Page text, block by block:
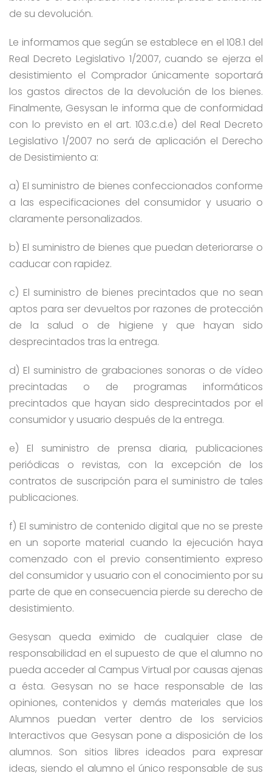
de su devolución.
Le informamos que según se establece en el 108.1 del
Real Decreto Legislativo 1/2007, cuando se ejerza el
desistimiento el Comprador únicamente soportará
los gastos directos de la devolución de los bienes.
Finalmente, Gesysan le informa que de conformidad
con lo previsto en el art. 103.c.d.e) del Real Decreto
Legislativo 1/2007 no será de aplicación el Derecho
de Desistimiento a:
a) El suministro de bienes confeccionados conforme
a las especificaciones del consumidor y usuario o
claramente personalizados.
b) El suministro de bienes que puedan deteriorarse o
caducar con rapidez.
c) El suministro de bienes precintados que no sean
aptos para ser devueltos por razones de protección
de la salud o de higiene y que hayan sido
desprecintados tras la entrega.
d) El suministro de grabaciones sonoras o de vídeo
precintadas o de programas informáticos
precintados que hayan sido desprecintados por el
consumidor y usuario después de la entrega.
e) El suministro de prensa diaria, publicaciones
periódicas o revistas, con la excepción de los
contratos de suscripción para el suministro de tales
publicaciones.
f) El suministro de contenido digital que no se preste
en un soporte material cuando la ejecución haya
comenzado con el previo consentimiento expreso
del consumidor y usuario con el conocimiento por su
parte de que en consecuencia pierde su derecho de
desistimiento.
Gesysan queda eximido de cualquier clase de
responsabilidad en el supuesto de que el alumno no
pueda acceder al Campus Virtual por causas ajenas
a ésta. Gesysan no se hace responsable de las
opiniones, contenidos y demás materiales que los
Alumnos puedan verter dentro de los servicios
Interactivos que Gesysan pone a disposición de los
alumnos. Son sitios libres ideados para expresar
ideas, siendo el alumno el único responsable de sus